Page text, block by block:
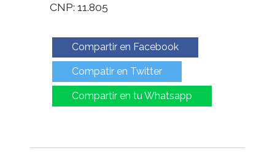
CNP: 11.805
Compartir en Facebook
Compatir en Twitter
Compartir en tu Whatsapp